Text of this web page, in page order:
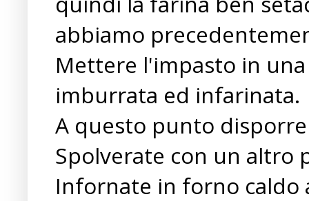
abbiamo
Mettere l'impasto in
imburrata ed infarinata.
A questo punto
Spolverate con un altro
Infornate in forno caldo